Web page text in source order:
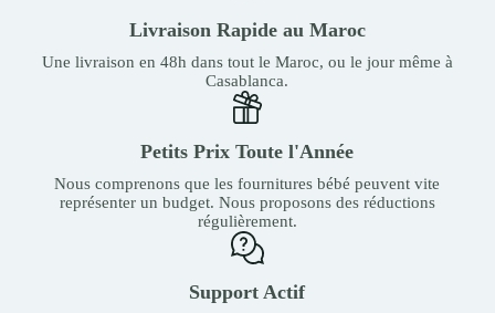
Livraison Rapide au Maroc
Une livraison en 48h dans tout le Maroc, ou le jour même à
Casablanca.
Petits Prix Toute l'Année
Nous comprenons que les fournitures bébé peuvent vite
représenter un budget. Nous proposons des réductions
régulièrement.
Support Actif